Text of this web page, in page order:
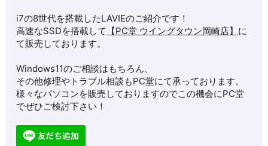
i7の8世代を搭載したLAVIEのご紹介です！
高速なSSDを搭載して 【PC堂 ウイングタウン岡崎店】 に
て販売しております。
Windows11のご相談はもちろん、
その他修理やトラブル相談もPC堂にて承っております。
様々なパソコンを販売しておりますのでこの機会にPC堂
でぜひご検討下さい！